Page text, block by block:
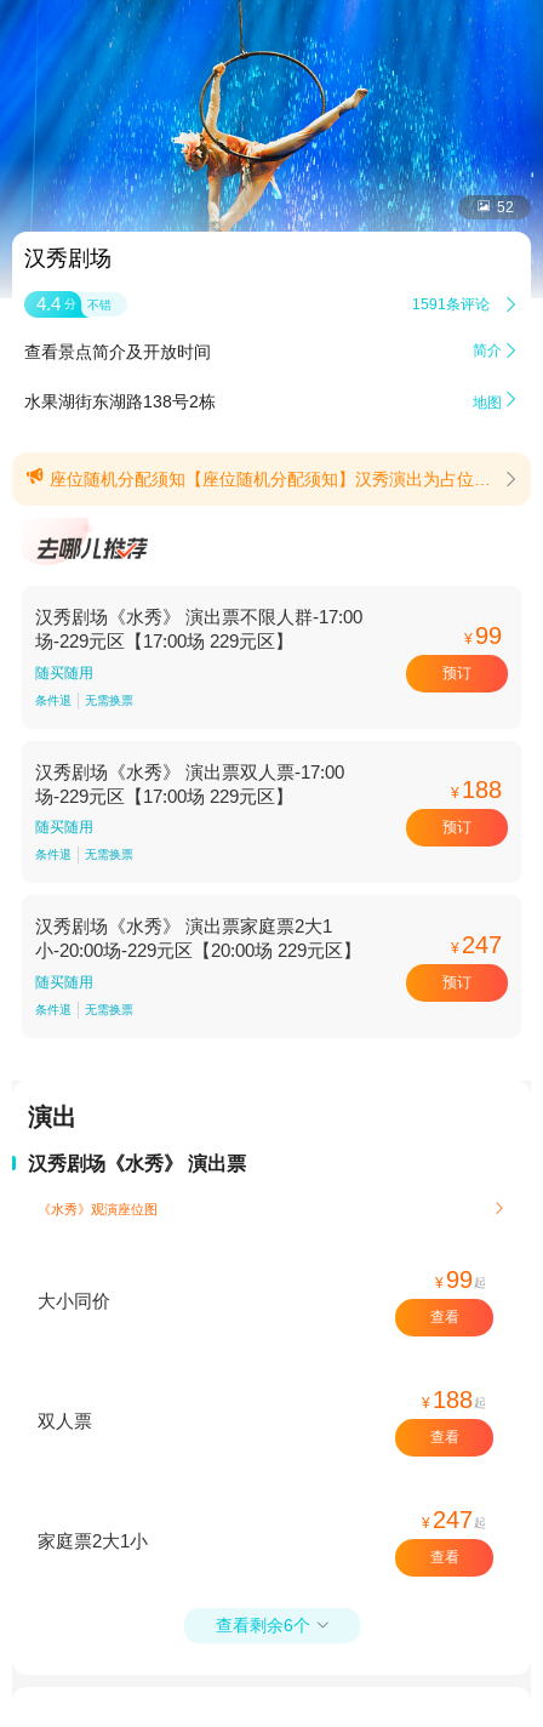
 52
汉秀剧场
4.4 分 不错 1591条评论 
查看景点简介及开放时间 简介 
水果湖街东湖路138号2栋 地图 
 座位随机分配须知【座位随机分配须知】汉秀演出为占位库存产品，座位由系统随机分配，不确保连坐；如有需要可现场找工作人员进行座位协调，给您带来不便敬请谅解。(提示有效期2026/6/2至2029/6/30) 
汉秀剧场《水秀》 演出票不限人群-17:00
场-229元区【17:00场 229元区】
随买随用
条件退 无需换票
¥ 99
预订
汉秀剧场《水秀》 演出票双人票-17:00
场-229元区【17:00场 229元区】
随买随用
条件退 无需换票
¥ 188
预订
汉秀剧场《水秀》 演出票家庭票2大1
小-20:00场-229元区【20:00场 229元区】
随买随用
条件退 无需换票
¥ 247
预订
演出
汉秀剧场《水秀》 演出票
《水秀》观演座位图 
大小同价
¥ 99起
查看
双人票
¥ 188起
查看
家庭票2大1小
¥ 247起
查看
查看剩余6个 